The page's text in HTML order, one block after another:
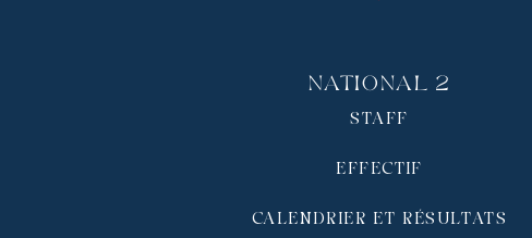
National 2
STAFF
EFFECTIF
CALENDRIER ET RÉSULTATS